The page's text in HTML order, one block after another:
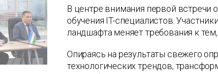
В центре внимания первой встречи
обучения IT-специалистов.
ландшафта меняет требования к
Опираясь на результаты свежего
технологических трендов,